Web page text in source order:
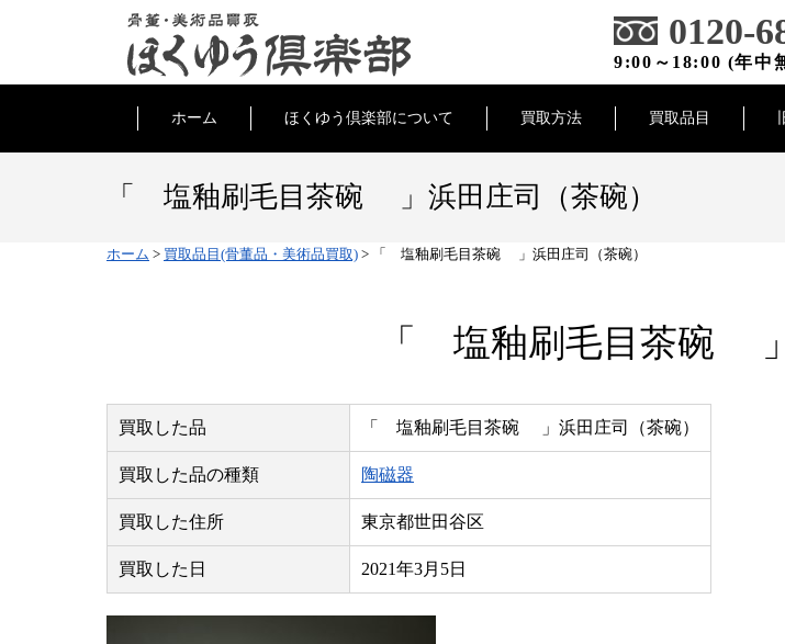
0120-
9:00～18:00 (年中
ホーム ほくゆう倶楽部について 買取方法 買取品目
「 塩釉刷毛目茶碗 」浜田庄司（茶碗）
ホーム > 買取品目(骨董品・美術品買取) > 「 塩釉刷毛目茶碗 」浜田庄司（茶碗）
「 塩釉刷毛目茶碗 」
買取した品 「 塩釉刷毛目茶碗 」浜田庄司（茶碗）
買取した品の種類 陶磁器
買取した住所 東京都世田谷区
買取した日 2021年3月5日